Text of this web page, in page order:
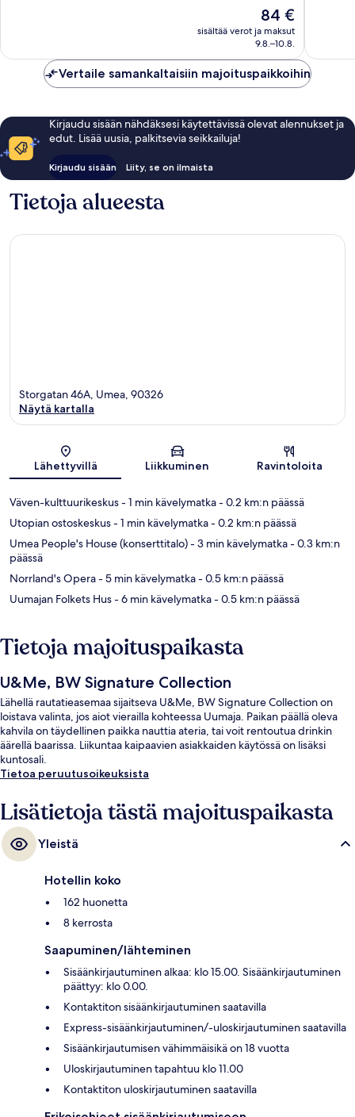
Hinta
84 €
84 €
sisältää verot ja maksut
9.8.–10.8.
Vertaile samankaltaisiin majoituspaikkoihin
Kirjaudu sisään nähdäksesi käytettävissä olevat alennukset ja
edut. Lisää uusia, palkitsevia seikkailuja!
Kirjaudu sisään Liity, se on ilmaista
Tietoja alueesta
Kartta
Storgatan 46A, Umea, 90326
Näytä kartalla
Lähettyvillä Liikkuminen Ravintoloita
Väven-kulttuurikeskus- 1 min kävelymatka- 0.2 km:n päässä
Utopian ostoskeskus- 1 min kävelymatka- 0.2 km:n päässä
Umea People's House (konserttitalo)- 3 min kävelymatka- 0.3 km:n
päässä
Norrland's Opera- 5 min kävelymatka- 0.5 km:n päässä
Uumajan Folkets Hus- 6 min kävelymatka- 0.5 km:n päässä
Tietoja majoituspaikasta
U&Me, BW Signature Collection
Lähellä rautatieasemaa sijaitseva U&Me, BW Signature Collection on
loistava valinta, jos aiot vierailla kohteessa Uumaja. Paikan päällä oleva
kahvila on täydellinen paikka nauttia ateria, tai voit rentoutua drinkin
äärellä baarissa. Liikuntaa kaipaavien asiakkaiden käytössä on lisäksi
kuntosali.
Tietoa peruutusoikeuksista
Lisätietoja tästä majoituspaikasta
Yleistä
Hotellin koko
162 huonetta
8 kerrosta
Saapuminen/lähteminen
Sisäänkirjautuminen alkaa: klo 15.00. Sisäänkirjautuminen
päättyy: klo 0.00.
Kontaktiton sisäänkirjautuminen saatavilla
Express-sisäänkirjautuminen/-uloskirjautuminen saatavilla
Sisäänkirjautumisen vähimmäisikä on 18 vuotta
Uloskirjautuminen tapahtuu klo 11.00
Kontaktiton uloskirjautuminen saatavilla